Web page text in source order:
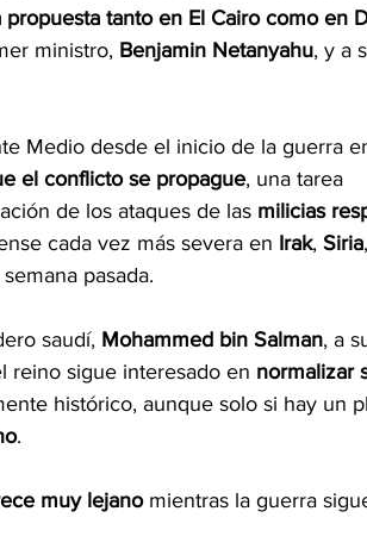
tanto en El Cairo como en
ministro, Benjamin Netanyahu, y a
Medio desde el inicio de la guerra
el conflicto se propague, una tarea
de los ataques de las milicias
cada vez más severa en Irak, Siria,
pasada.
saudí, Mohammed bin Salman, a
reino sigue interesado en normalizar
histórico, aunque solo si hay un
.
muy lejano mientras la guerra